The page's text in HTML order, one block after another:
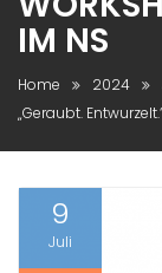
IM NS
Home 2024
„Geraubt.
9
Juli